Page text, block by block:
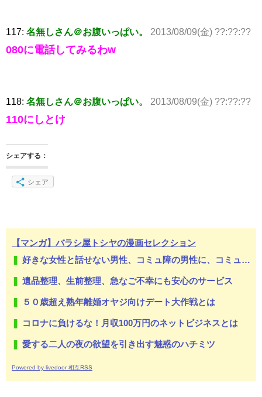
117: 名無しさん＠お腹いっぱい。 2013/08/09(金) ??:??:??
080に電話してみるわw
118: 名無しさん＠お腹いっぱい。 2013/08/09(金) ??:??:??
110にしとけ
シェアする：
シェア
【マンガ】バラシ屋トシヤの漫画セレクション
好きな女性と話せない男性、コミュ障の男性に、コミュ力向上セラピー講座
遺品整理、生前整理、急なご不幸にも安心のサービス
５０歳超え熟年離婚オヤジ向けデート大作戦とは
コロナに負けるな！月収100万円のネットビジネスとは
愛する二人の夜の欲望を引き出す魅惑のハチミツ
Powered by livedoor 相互RSS